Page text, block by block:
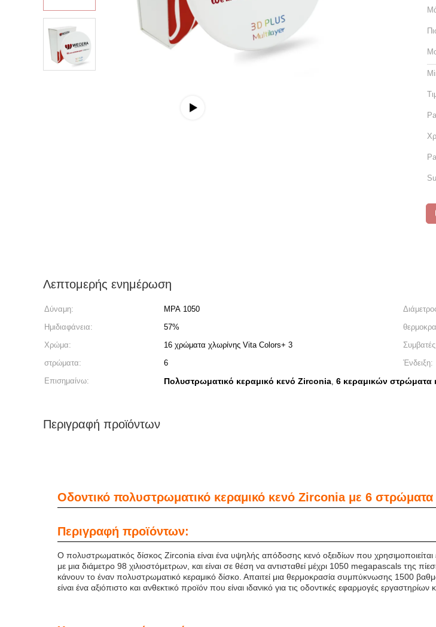
Λεπτομερής ενημέρωση
Δύναμη: MPA 1050
Ημιδιαφάνεια:
57%
Χρώμα:
16 χρώματα χλωρίνης Vita Colors+ 3
στρώματα:
6 Ένδειξη:
Επισημαίνω:
Πολυστρωματικό κεραμικό κενό Zirconia, 6 κεραμικών στρώματα
Περιγραφή προϊόντων
Οδοντικό πολυστρωματικό κεραμικό κενό Zirconia με 6
Περιγραφή προϊόντων:
Ο πολυστρωματικός δίσκος Zirconia είναι ένα υψηλής απόδοσης κενό οξειδίων που
με μια διάμετρο 98 χιλιοστόμετρων, και είναι σε θέση να αντισταθεί μέχρι 1050 megapascals της
κάνουν το έναν πολυστρωματικό κεραμικό δίσκο. Απαιτεί μια θερμοκρασία συμπύκνωσης 1500
είναι ένα αξιόπιστο και ανθεκτικό προϊόν που είναι ιδανικό για τις οδοντικές εφαρμογές